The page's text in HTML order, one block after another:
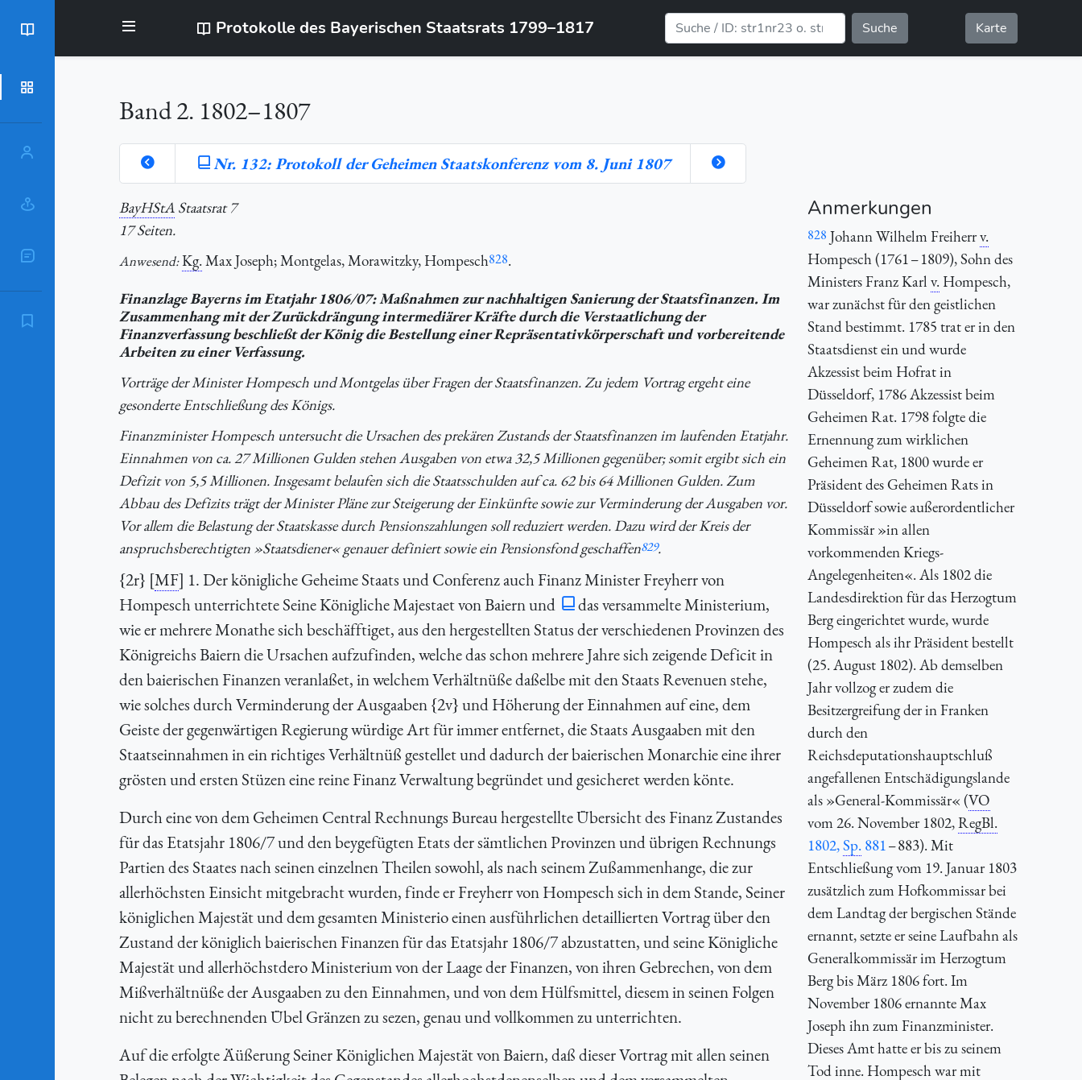
Protokolle des Bayerischen Staatsrats 1799–1817 Suche Karte
Sachschlagworte
Zitierempfehlung
Band 2. 1802–1807
Nr. 132: Protokoll der Geheimen Staatskonferenz vom 8. Juni 1807
BayHStA Staatsrat 7
17 Seiten.
Anwesend:Kg.Max Joseph; Montgelas, Morawitzky, Hompesch828.
Finanzlage Bayerns im Etatjahr 1806/07: Maßnahmen zur nachhaltigen Sanierung der Staatsfinanzen. Im
Zusammenhang mit der Zurückdrängung intermediärer Kräfte durch die Verstaatlichung der
Finanzverfassung beschließt der König die Bestellung einer Repräsentativkörperschaft und vorbereitende
Arbeiten zu einer Verfassung.
Vorträge der Minister Hompesch und Montgelas über Fragen der Staatsfinanzen. Zu jedem Vortrag ergeht eine
gesonderte Entschließung des Königs.
Finanzminister Hompesch untersucht die Ursachen des prekären Zustands der Staatsfinanzen im laufenden Etatjahr.
Einnahmen von ca. 27 Millionen Gulden stehen Ausgaben von etwa 32,5 Millionen gegenüber; somit ergibt sich ein
Defizit von 5,5 Millionen. Insgesamt belaufen sich die Staatsschulden auf ca. 62 bis 64 Millionen Gulden. Zum
Abbau des Defizits trägt der Minister Pläne zur Steigerung der Einkünfte sowie zur Verminderung der Ausgaben vor.
Vor allem die Belastung der Staatskasse durch Pensionszahlungen soll reduziert werden. Dazu wird der Kreis der
anspruchsberechtigten »Staatsdiener« genauer definiert sowie ein Pensionsfond geschaffen829.
{2r} [MF] 1. Der königliche Geheime Staats und Conferenz auch Finanz Minister Freyherr von
Hompesch unterrichtete Seine Königliche Majestaet von Baiern und
das versammelte Ministerium,
wie er mehrere Monathe sich beschäfftiget, aus den hergestellten Status der verschiedenen Provinzen des
Königreichs Baiern die Ursachen aufzufinden, welche das schon mehrere Jahre sich zeigende Deficit in
den baierischen Finanzen veranlaßet, in welchem Verhältnüße daßelbe mit den Staats Revenuen stehe,
wie solches durch Verminderung der Ausgaaben {2v} und Höherung der Einnahmen auf eine, dem
Geiste der gegenwärtigen Regierung würdige Art für immer entfernet, die Staats Ausgaaben mit den
Staatseinnahmen in ein richtiges Verhältnüß gestellet und dadurch der baierischen Monarchie eine ihrer
grösten und ersten Stüzen eine reine Finanz Verwaltung begründet und gesicheret werden könte.
Durch eine von dem Geheimen Central Rechnungs Bureau hergestellte Übersicht des Finanz Zustandes
für das Etatsjahr 1806/7 und den beygefügten Etats der sämtlichen Provinzen und übrigen Rechnungs
Partien des Staates nach seinen einzelnen Theilen sowohl, als nach seinem Zußammenhange, die zur
allerhöchsten Einsicht mitgebracht wurden, finde er Freyherr von Hompesch sich in dem Stande, Seiner
königlichen Majestät und dem gesamten Ministerio einen ausführlichen detaillierten Vortrag über den
Zustand der königlich baierischen Finanzen für das Etatsjahr 1806/7 abzustatten, und seine Königliche
Majestät und allerhöchstdero Ministerium von der Laage der Finanzen, von ihren Gebrechen, von dem
Mißverhältnüße der Ausgaaben zu den Einnahmen, und von dem Hülfsmittel, diesem in seinen Folgen
nicht zu berechnenden Übel Gränzen zu sezen, genau und vollkommen zu unterrichten.
Auf die erfolgte Äüßerung Seiner Königlichen Majestät von Baiern, daß dieser Vortrag mit allen seinen
Anmerkungen
828 Johann Wilhelm Freiherrv.
Hompesch (1761 – 1809), Sohn des
Ministers Franz Karl v. Hompesch,
war zunächst für den geistlichen
Stand bestimmt. 1785 trat er in den
Staatsdienst ein und wurde
Akzessist beim Hofrat in
Düsseldorf, 1786 Akzessist beim
Geheimen Rat. 1798 folgte die
Ernennung zum wirklichen
Geheimen Rat, 1800 wurde er
Präsident des Geheimen Rats in
Düsseldorf sowie außerordentlicher
Kommissär »in allen
vorkommenden Kriegs-
Angelegenheiten«. Als 1802 die
Landesdirektion für das Herzogtum
Berg eingerichtet wurde, wurde
Hompesch als ihr Präsident bestellt
(25. August 1802). Ab demselben
Jahr vollzog er zudem die
Besitzergreifung der in Franken
durch den
Reichsdeputationshauptschluß
angefallenen Entschädigungslande
als »General-Kommissär« (VO
vom 26. November 1802,RegBl.
1802,Sp. 881– 883). Mit
Entschließung vom 19. Januar 1803
zusätzlich zum Hofkommissar bei
dem Landtag der bergischen Stände
ernannt, setzte er seine Laufbahn als
Generalkommissär im Herzogtum
Berg bis März 1806 fort. Im
November 1806 ernannte Max
Joseph ihn zum Finanzminister.
Dieses Amt hatte er bis zu seinem
Tod inne. Hompesch war mit